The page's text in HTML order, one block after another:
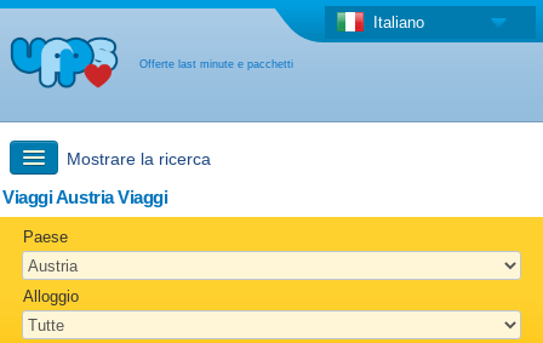
Offerte last minute e pacchetti
Italiano
Mostrare la ricerca
Ricerca rapida
Viaggi: Ricerca con la mappa
Viaggi Austria Viaggi
Paese
Alloggio